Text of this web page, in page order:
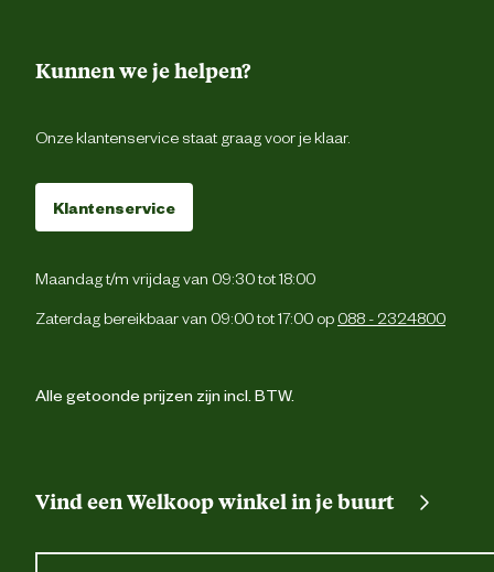
Kunnen we je helpen?
Onze klantenservice staat graag voor je klaar.
Klantenservice
Maandag t/m vrijdag van 09:30 tot 18:00
Zaterdag bereikbaar van 09:00 tot 17:00 op 088 - 2324800
Alle getoonde prijzen zijn incl. BTW.
Vind een Welkoop winkel in je buurt